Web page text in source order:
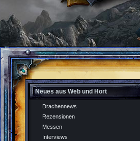
Neues aus Web und Hort
Drachennews
Rezensionen
Messen
Interviews